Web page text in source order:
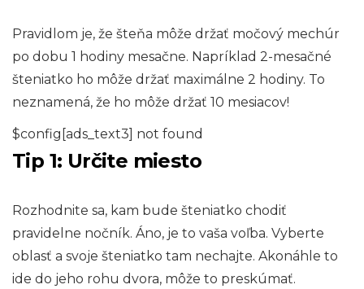
Pravidlom je, že šteňa môže držať močový mechúr
po dobu 1 hodiny mesačne. Napríklad 2-mesačné
šteniatko ho môže držať maximálne 2 hodiny. To
neznamená, že ho môže držať 10 mesiacov!
$config[ads_text3] not found
Tip 1: Určite miesto
Rozhodnite sa, kam bude šteniatko chodiť
pravidelne nočník. Áno, je to vaša voľba. Vyberte
oblasť a svoje šteniatko tam nechajte. Akonáhle to
ide do jeho rohu dvora, môže to preskúmať.